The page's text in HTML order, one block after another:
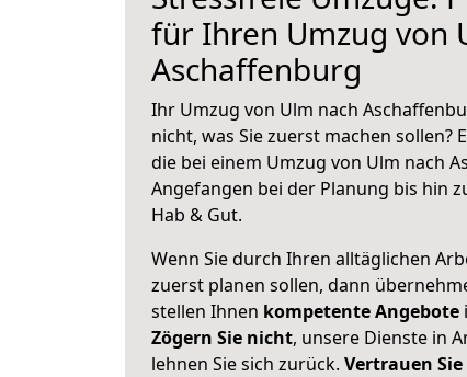
für Ihren Umzug von
Aschaffenburg
Ihr Umzug von Ulm nach
nicht, was Sie zuerst machen sollen?
die bei einem Umzug von Ulm nach
Angefangen bei der Planung bis hin
Hab & Gut.
Wenn Sie durch Ihren alltäglichen
zuerst planen sollen, dann
stellen Ihnen kompetente Angebote
Zögern Sie nicht, unsere Dienste in
lehnen Sie sich zurück. Vertrauen